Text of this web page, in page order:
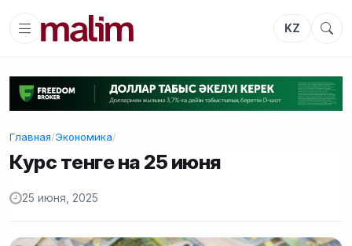
KZ
Главная/Экономика/
Курс тенге на 25 июня
25 июня, 2025